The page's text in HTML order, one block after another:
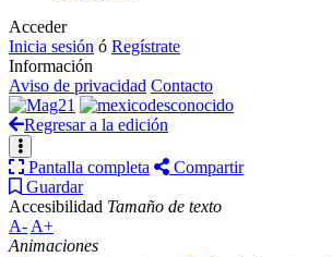
Acceder
Inicia sesión ó Regístrate
Información
Aviso de privacidad Contacto
Regresar a la edición
Pantalla completa
Compartir
Guardar
Accesibilidad Tamaño de texto
A- A+
Animaciones